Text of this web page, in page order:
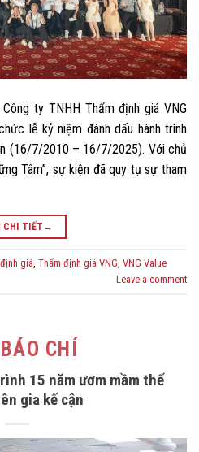
ty TNHH Thẩm định giá VNG
lễ kỷ niệm đánh dấu hành trình
(16/7/2010 – 16/7/2025). Với chủ
Tâm”, sự kiện đã quy tụ sự tham
CHI TIẾT →
giá Thẩm định giá VNG VNG Value
Leave a comment
CHÍ
15 năm ươm mầm thế
gia kế cận